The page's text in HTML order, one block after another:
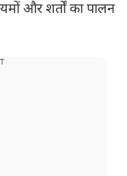
और शर्तों का पालन